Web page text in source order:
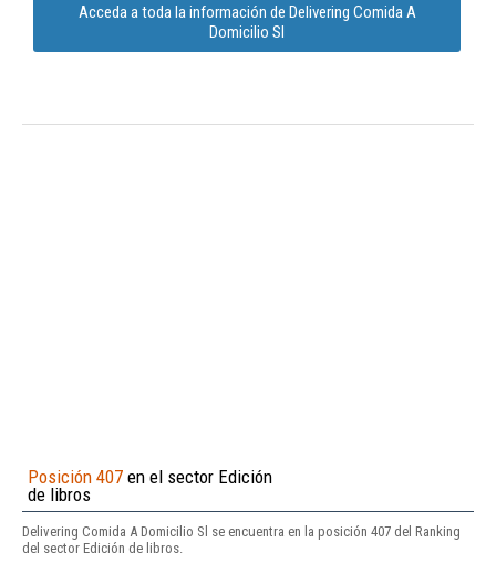
Acceda a toda la información de Delivering Comida A
Domicilio Sl
Posición 407 en el sector Edición
de libros
Delivering Comida A Domicilio Sl se encuentra en la posición 407 del Ranking
del sector Edición de libros.